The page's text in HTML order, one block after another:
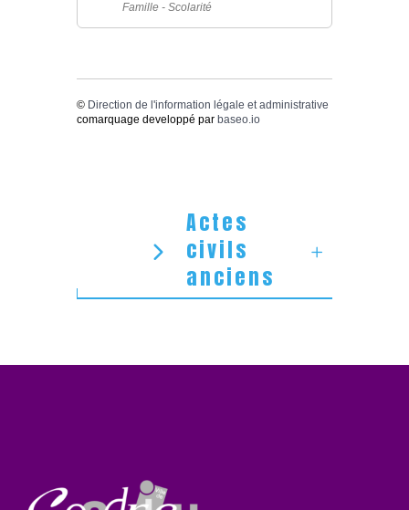
Famille - Scolarité
© Direction de l'information légale et administrative
comarquage developpé par baseo.io
Actes
civils
anciens